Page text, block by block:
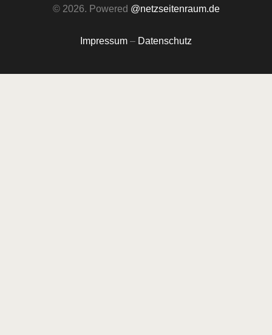
© 2026. Powered @netzseitenraum.de
Impressum – Datenschutz